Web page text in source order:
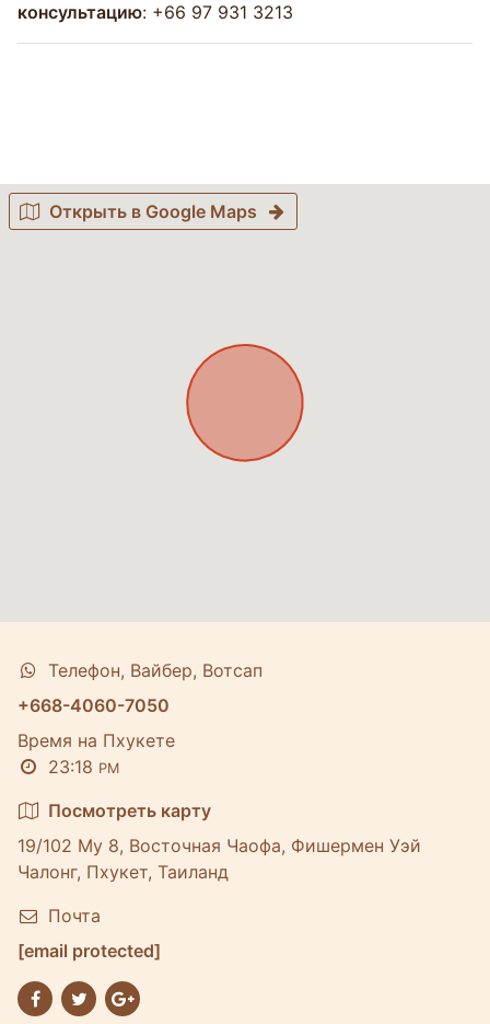
консультацию: +66 97 931 3213
Открыть в Google Maps
Телефон, Вайбер, Вотсап
+668-4060-7050
Время на Пхукете
23:18 PM
Посмотреть карту
19/102 Му 8, Восточная Чаофа, Фишермен Уэй
Чалонг, Пхукет, Таиланд
Почта
[email protected]